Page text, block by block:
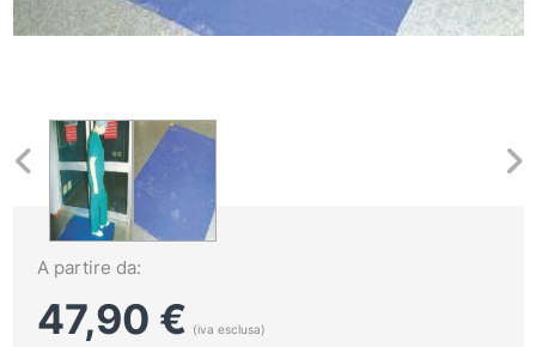
A partire da:
47,90 € (iva esclusa)